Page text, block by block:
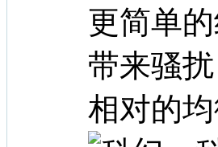
更简单
带来骚
相对的均